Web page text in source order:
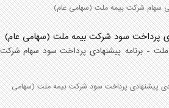
سهام شرکت بيمه ملت (سهامی عام)
پرداخت سود شرکت بیمه ملت (سهامی عام)
- برنامه پیشنهادی پرداخت سود سهام شرکت
پیشنهادی پرداخت سود شرکت بیمه ملت (سهامی